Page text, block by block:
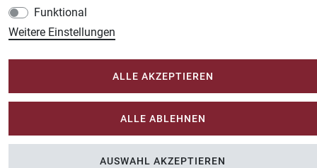
Funktional
Weitere Einstellungen
ALLE AKZEPTIEREN
ALLE ABLEHNEN
AUSWAHL AKZEPTIEREN